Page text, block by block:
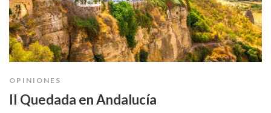
OPINIONES
II Quedada en Andalucía